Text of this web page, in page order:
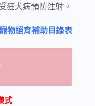
狂犬病預防注射。
絕育補助目錄表
式